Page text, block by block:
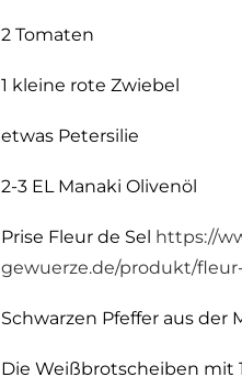
2 Tomaten
1 kleine rote Zwiebel
etwas Petersilie
2-3 EL Manaki Olivenöl
Prise Fleur de Sel https://
gewuerze.de/produkt/
Schwarzen Pfeffer aus der
Die Weißbrotscheiben mit